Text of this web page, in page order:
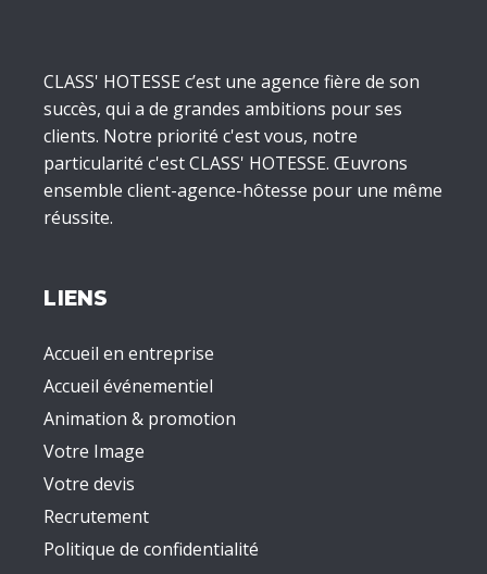
CLASS' HOTESSE c’est une agence fière de son
succès, qui a de grandes ambitions pour ses
clients. Notre priorité c'est vous, notre
particularité c'est CLASS' HOTESSE. Œuvrons
ensemble client-agence-hôtesse pour une même
réussite.
LIENS
Accueil en entreprise
Accueil événementiel
Animation & promotion
Votre Image
Votre devis
Recrutement
Politique de confidentialité